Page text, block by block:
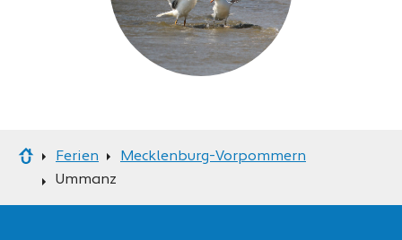
Ferien
Mecklenburg-Vorpommern
Ummanz